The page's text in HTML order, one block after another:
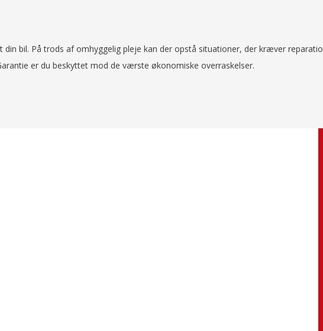
bil. På trods af omhyggelig pleje kan der opstå situationer, der kræver
er du beskyttet mod de værste økonomiske overraskelser.